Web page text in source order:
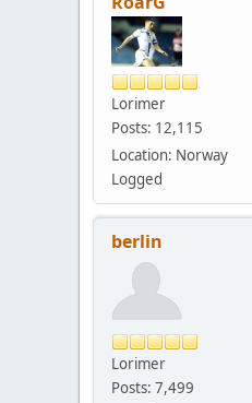
Lorimer
Posts: 12,115
Location: Norway
Logged
berlin
Lorimer
Posts: 7,499